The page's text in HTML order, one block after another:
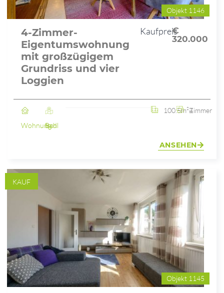
Objekt 1146
4-Zimmer-
Eigentumswohnung
mit großzügigem
Grundriss und vier
Loggien
Kaufpreis
€
320.000
WohnungBad Ischl
100.5m²4 Zimmer
ANSEHEN
KAUF
Objekt 1145